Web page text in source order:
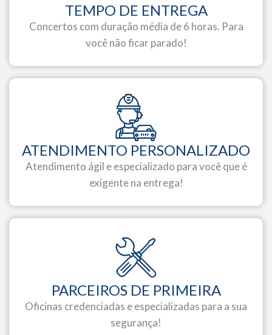
TEMPO DE ENTREGA
Concertos com duração média de 6 horas. Para
você não ficar parado!
ATENDIMENTO PERSONALIZADO
Atendimento ágil e especializado para você que é
exigente na entrega!
PARCEIROS DE PRIMEIRA
Oficinas credenciadas e especializadas para a sua
segurança!